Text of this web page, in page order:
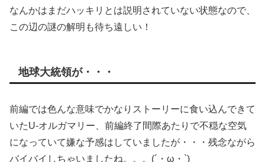
なんかはまだハッキリとは説明されていない状態なので、
この辺の謎の解明も待ち遠しい！
地球大統領が・・・
前編では色んな意味でかなりストーリーに食い込んできて
いたU-オルガマリー、前編終了間際あたりで不穏な空気
になっていて嫌な予感はしていましたが・・・残念ながら
バイバイしちゃいましたね。。。(´・ω・`)